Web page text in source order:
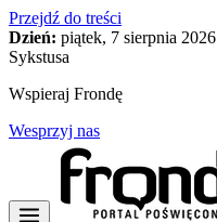
Przejdź do treści
Dzień: piątek, 7 sierpnia 2026
Sykstusa
Wspieraj Frondę
Wesprzyj nas